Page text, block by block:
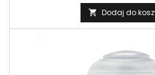
 Dodaj do